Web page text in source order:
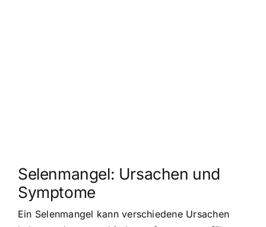
Selenmangel: Ursachen und
Symptome
Ein Selenmangel kann verschiedene Ursachen